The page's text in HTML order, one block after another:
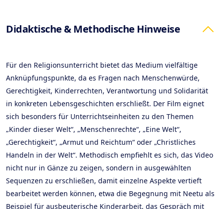
Products
Didaktische & Methodische Hinweise
Für den Religionsunterricht bietet das Medium vielfältige
Anknüpfungspunkte, da es Fragen nach Menschenwürde,
Gerechtigkeit, Kinderrechten, Verantwortung und Solidarität
in konkreten Lebensgeschichten erschließt. Der Film eignet
sich besonders für Unterrichtseinheiten zu den Themen
„Kinder dieser Welt“, „Menschenrechte“, „Eine Welt“,
„Gerechtigkeit“, „Armut und Reichtum“ oder „Christliches
Handeln in der Welt“. Methodisch empfiehlt es sich, das Video
nicht nur in Gänze zu zeigen, sondern in ausgewählten
Sequenzen zu erschließen, damit einzelne Aspekte vertieft
bearbeitet werden können, etwa die Begegnung mit Neetu als
Beispiel für ausbeuterische Kinderarbeit, das Gespräch mit